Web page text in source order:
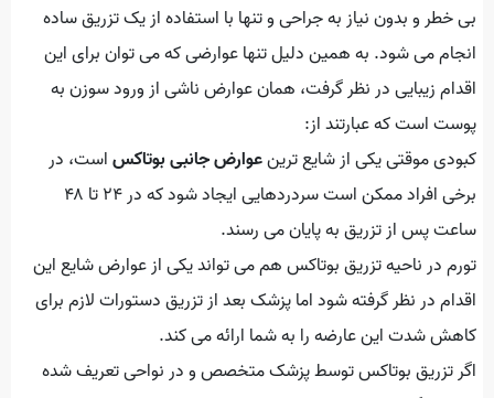
بی خطر و بدون نیاز به جراحی و تنها با استفاده از یک تزریق ساده
انجام می شود. به همین دلیل تنها عوارضی که می توان برای این
اقدام زیبایی در نظر گرفت، همان عوارض ناشی از ورود سوزن به
پوست است که عبارتند از:
کبودی موقتی یکی از شایع ترینعوارض جانبی بوتاکساست، در
برخی افراد ممکن است سردردهایی ایجاد شود که در ۲۴ تا ۴۸
ساعت پس از تزریق به پایان می رسند.
تورم در ناحیه تزریق بوتاکس هم می تواند یکی از عوارض شایع این
اقدام در نظر گرفته شود اما پزشک بعد از تزریق دستورات لازم برای
کاهش شدت این عارضه را به شما ارائه می کند.
اگر تزریق بوتاکس توسط پزشک متخصص و در نواحی تعریف شده